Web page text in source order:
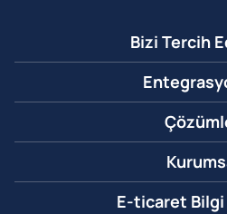
Bizi Tercih
E-ticaret Bilgi